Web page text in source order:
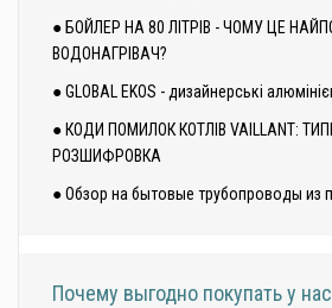
● БОЙЛЕР НА 80 ЛІТРІВ - ЧОМУ ЦЕ
ВОДОНАГРІВАЧ?
● GLOBAL EKOS - дизайнерські
● КОДИ ПОМИЛОК КОТЛІВ VAILLANT:
РОЗШИФРОВКА
● Обзор на бытовые трубопроводы из
Почему выгодно покупать у нас